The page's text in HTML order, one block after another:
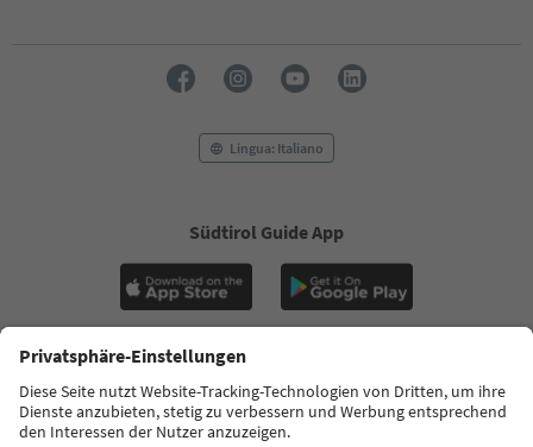
Lingua: Italiano
Südtirol Guide App
FAQ Contatti Press MICE
Privacy Policy
Termini e condizioni
Crediti
Cookie Policy